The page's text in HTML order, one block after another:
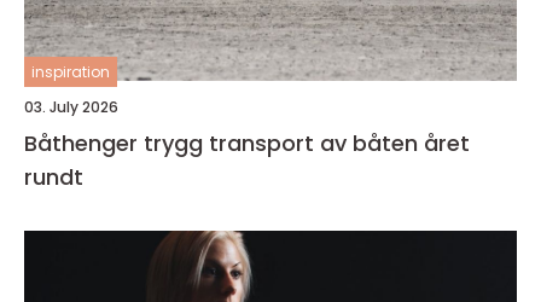
inspiration
03. July 2026
Båthenger trygg transport av båten året
rundt